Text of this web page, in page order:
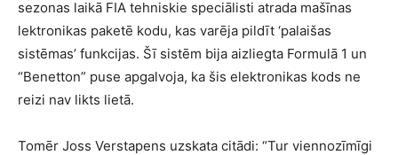
sezonas laikā FIA tehniskie speciālisti atrada mašīnas
lektronikas paketē kodu, kas varēja pildīt ‘palaišas
sistēmas’ funkcijas. Šī sistēm bija aizliegta Formulā 1 un
“Benetton” puse apgalvoja, ka šis elektronikas kods ne
reizi nav likts lietā.
Tomēr Joss Verstapens uzskata citādi: “Tur viennozīmīgi